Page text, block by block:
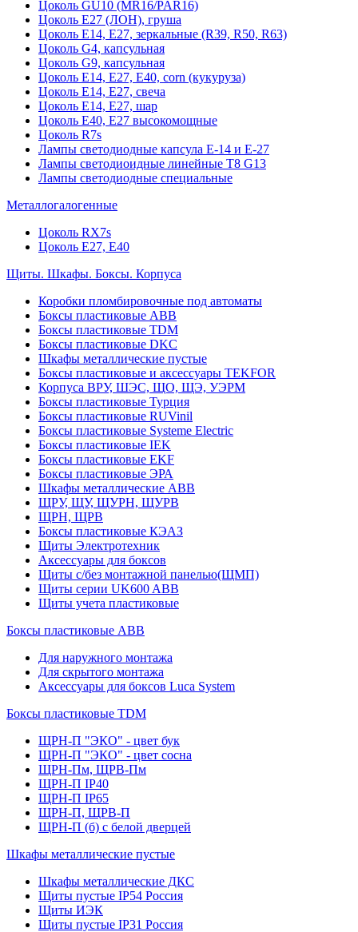
Цоколь GU10 (MR16/PAR16)
Цоколь Е27 (ЛОН), груша
Цоколь Е14, Е27, зеркальные (R39, R50, R63)
Цоколь G4, капсульная
Цоколь G9, капсульная
Цоколь Е14, Е27, Е40, corn (кукуруза)
Цоколь Е14, Е27, свеча
Цоколь Е14, Е27, шар
Цоколь Е40, Е27 высокомощные
Цоколь R7s
Лампы светодиодные капсула Е-14 и Е-27
Лампы светодиоидные линейные T8 G13
Лампы светодиодные специальные
Металлогалогенные
Цоколь RX7s
Цоколь Е27, E40
Щиты. Шкафы. Боксы. Корпуса
Коробки пломбировочные под автоматы
Боксы пластиковые ABB
Боксы пластиковые TDM
Боксы пластиковые DKC
Шкафы металлические пустые
Боксы пластиковые и аксессуары TEKFOR
Корпуса ВРУ, ШЭС, ЩО, ЩЭ, УЭРМ
Боксы пластиковые Турция
Боксы пластиковые RUVinil
Боксы пластиковые Systeme Electric
Боксы пластиковые IEK
Боксы пластиковые EKF
Боксы пластиковые ЭРА
Шкафы металлические ABB
ЩРУ, ЩУ, ЩУРН, ЩУРВ
ЩРН, ЩРВ
Боксы пластиковые КЭАЗ
Щиты Электротехник
Аксессуары для боксов
Щиты с/без монтажной панелью(ЩМП)
Щиты серии UK600 ABB
Щиты учета пластиковые
Боксы пластиковые ABB
Для наружного монтажа
Для скрытого монтажа
Аксессуары для боксов Luca System
Боксы пластиковые TDM
ЩРН-П "ЭКО" - цвет бук
ЩРН-П "ЭКО" - цвет сосна
ЩРН-Пм, ЩРВ-Пм
ЩРН-П IP40
ЩРН-П IP65
ЩРН-П, ЩРВ-П
ЩРН-П (б) с белой дверцей
Шкафы металлические пустые
Шкафы металлические ДКС
Щиты пустые IP54 Россия
Щиты ИЭК
Щиты пустые IP31 Россия